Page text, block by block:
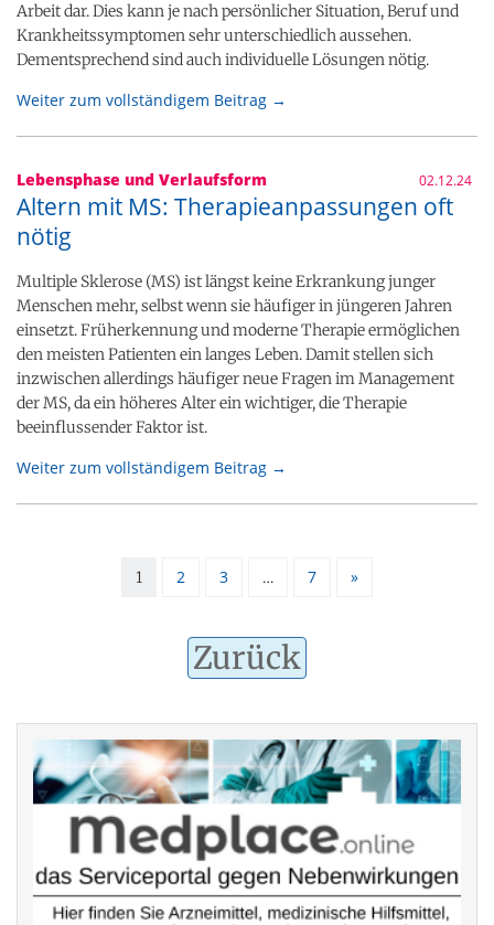
Arbeit dar. Dies kann je nach persönlicher Situation, Beruf und
Krankheitssymptomen sehr unterschiedlich aussehen.
Dementsprechend sind auch individuelle Lösungen nötig.
Weiter zum vollständigem Beitrag →
Lebensphase und Verlaufsform 02.12.24
Altern mit MS: Therapieanpassungen oft
nötig
Multiple Sklerose (MS) ist längst keine Erkrankung junger
Menschen mehr, selbst wenn sie häufiger in jüngeren Jahren
einsetzt. Früherkennung und moderne Therapie ermöglichen
den meisten Patienten ein langes Leben. Damit stellen sich
inzwischen allerdings häufiger neue Fragen im Management
der MS, da ein höheres Alter ein wichtiger, die Therapie
beeinflussender Faktor ist.
Weiter zum vollständigem Beitrag →
1 2 3 … 7 »
Zurück